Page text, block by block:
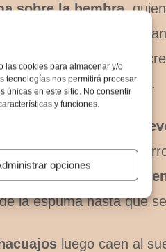
las cookies para almacenar y/o
tecnologías nos permitirá procesar
únicas en este sitio. No consentir
y funciones.
opciones
sobre la hembra,
de huevos
. Ambos
masa con sus patas
,
envuelve los huevos.
protege a los
mientras se
eclosionan yemergen
la espuma hasta que
luego caen al